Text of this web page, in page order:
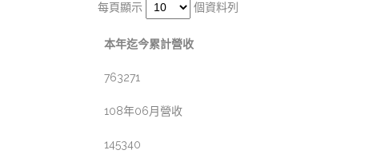
每頁顯示 個資料列
本年迄今累計營收
763271
108年06月營收
145340